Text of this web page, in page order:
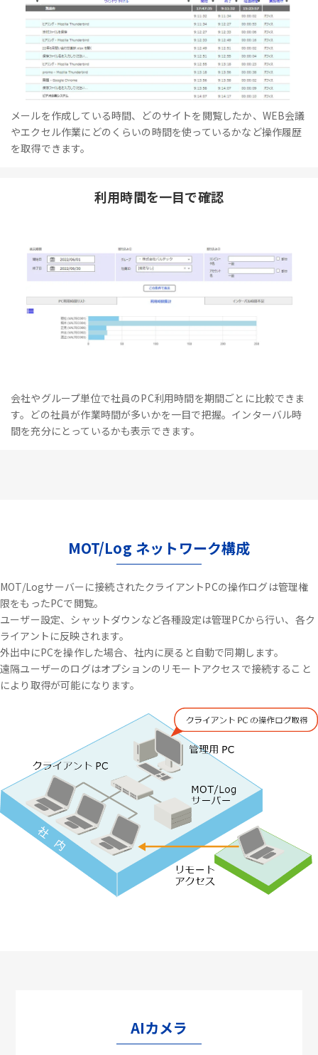
メールを作成している時間、どのサイトを閲覧したか、WEB会議
やエクセル作業にどのくらいの時間を使っているかなど操作履歴
を取得できます。
利用時間を一目で確認
会社やグループ単位で社員のPC利用時間を期間ごとに比較できま
す。どの社員が作業時間が多いかを一目で把握。インターバル時
間を充分にとっているかも表示できます。
MOT/Log ネットワーク構成
MOT/Logサーバーに接続されたクライアントPCの操作ログは管理権
限をもったPCで閲覧。
ユーザー設定、シャットダウンなど各種設定は管理PCから行い、各ク
ライアントに反映されます。
外出中にPCを操作した場合、社内に戻ると自動で同期します。
遠隔ユーザーのログはオプションのリモートアクセスで接続すること
により取得が可能になります。
AIカメラ